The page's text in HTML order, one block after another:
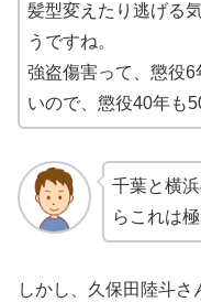
髪型変えたり逃げる
うですね。
強盗傷害って、懲役
いので、懲役40年も
千葉と横
らこれは
しかし、久保田陸斗さ